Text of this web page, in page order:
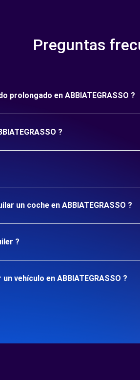
Preguntas
prolongado en ABBIATEGRASSO ?
?
un coche en ABBIATEGRASSO ?
?
vehículo en ABBIATEGRASSO ?